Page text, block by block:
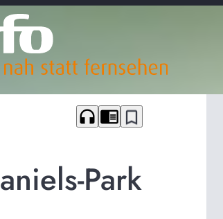
headphones chrome_reader_mode bookmark_border
Park